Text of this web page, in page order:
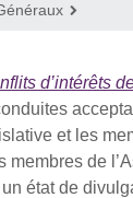
d’intérêts
et les
membres de
état de